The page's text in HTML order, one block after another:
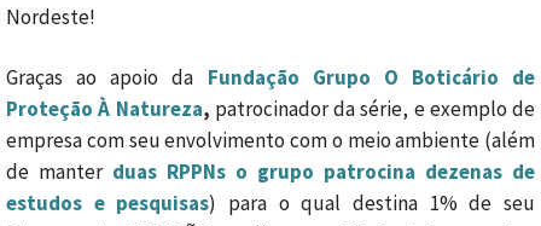
Nordeste!
Graças ao apoio da Fundação Grupo O Boticário de
Proteção À Natureza, patrocinador da série, e exemplo de
empresa com seu envolvimento com o meio ambiente (além
de manter duas RPPNs o grupo patrocina dezenas de
estudos e pesquisas) para o qual destina 1% de seu